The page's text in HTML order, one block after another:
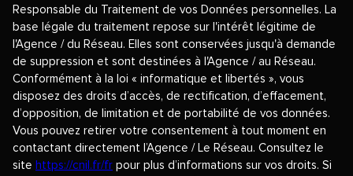
Responsable du Traitement de vos Données personnelles. La
base légale du traitement repose sur l'intérêt légitime de
l'Agence / du Réseau. Elles sont conservées jusqu'à demande
de suppression et sont destinées à l'Agence / au Réseau.
Conformément à la loi « informatique et libertés », vous
disposez des droits d’accès, de rectification, d’effacement,
d’opposition, de limitation et de portabilité de vos données.
Vous pouvez retirer votre consentement à tout moment en
contactant directement l’Agence / Le Réseau. Consultez le
site https://cnil.fr/fr pour plus d’informations sur vos droits. Si